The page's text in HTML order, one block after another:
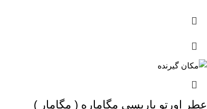
عطر اورتو پاریسی مگاماره ( مگامار )